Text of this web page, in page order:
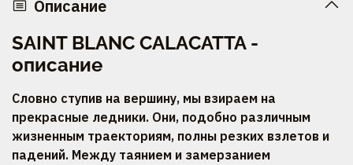
Описание
SAINT BLANC CALAСATTA -
описание
Словно ступив на вершину, мы взираем на
прекрасные ледники. Они, подобно различным
жизненным траекториям, полны резких взлетов и
падений. Между таянием и замерзанием